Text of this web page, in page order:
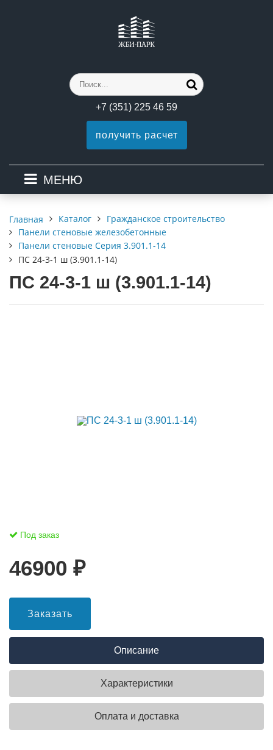
+7 (351) 225 46 59
получить расчет
МЕНЮ
Главная Каталог
Гражданское строительство
Панели стеновые железобетонные
Панели стеновые Серия 3.901.1-14
ПС 24-3-1 ш (3.901.1-14)
ПС 24-3-1 ш (3.901.1-14)
Под заказ
46900 ₽
Заказать
Описание
Характеристики
Оплата и доставка